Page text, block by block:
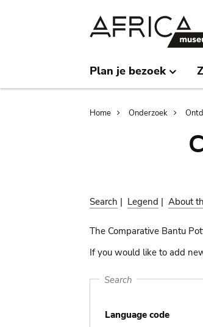
Plan je bezoek
Home Onderzoek
Search | Legend | About
The Comparative Bantu
If you would like to add
Search
Language code